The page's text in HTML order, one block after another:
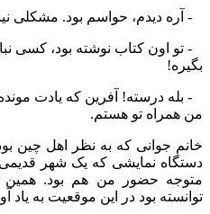
- آره دیدم، حواسم بود. مشکلی
- تو اون کتاب نوشته بود، کسی
بگیره!
- بله درسته! آفرین که یادت
من همراه تو هستم.
خانم جوانی که به نظر اهل چین
دستگاه نمایشی که یک شهر قدیمی
متوجه حضور من هم بود. همین
توانسته بود در این موقعیت به